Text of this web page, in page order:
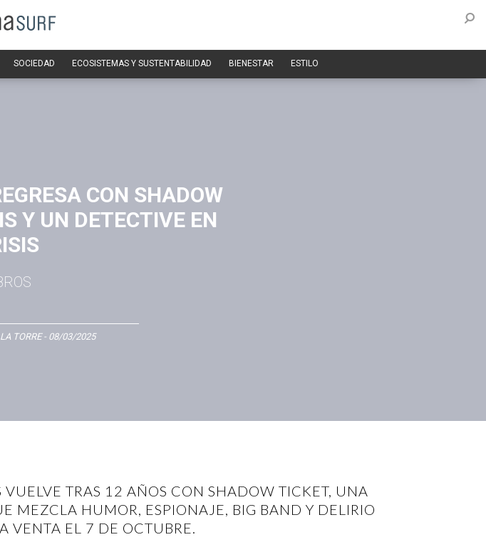
SOCIEDAD ECOSISTEMAS Y SUSTENTABILIDAD BIENESTAR ESTILO
CON SHADOW
Y UN DETECTIVE EN
TORRE- 08/03/2025
TRAS 12 AÑOS CON SHADOW TICKET, UNA
MEZCLA HUMOR, ESPIONAJE, BIG BAND Y DELIRIO
VENTA EL 7 DE OCTUBRE.